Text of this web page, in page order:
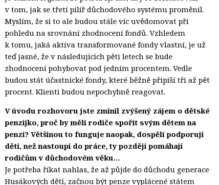
v tom, jak se třetí pilíř důchodového systému proměnil.
Myslím, že si to ale budou stále víc uvědomovat při
pohledu na srovnání zhodnocení fondů. Vzhledem
k tomu, jaká aktiva transformované fondy vlastní, je už
teď jasné, že v následujících pěti letech se bude
zhodnocení pohybovat pod jedním procentem. Vedle
budou stát účastnické fondy, které běžně připíší tři až pět
procent. Klienti budou nepochybně reagovat.
V úvodu rozhovoru jste zmínil zvýšený zájem o dětské
penzijko, proč by měli rodiče spořit svým dětem na
penzi? Většinou to funguje naopak, dospělí podporují
děti, než nastoupí do práce, ty později pomáhají
rodičům v důchodovém věku…
Je potřeba říkat nahlas, že až půjde do důchodu generace
Husákových dětí, začnou být penze vyplácené státem